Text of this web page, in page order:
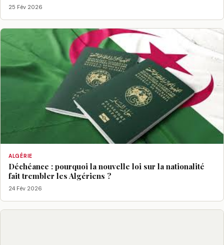
25 Fév 2026
ALGÉRIE
Déchéance : pourquoi la nouvelle loi sur la nationalité
fait trembler les Algériens ?
24 Fév 2026